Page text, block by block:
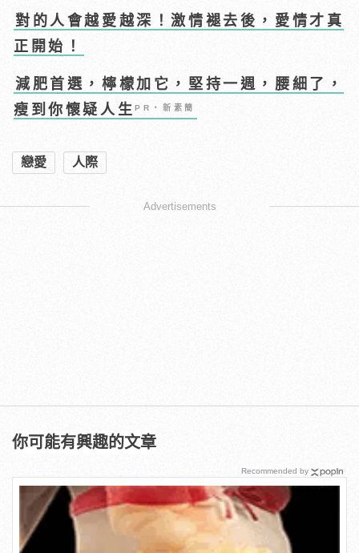
對的人會越愛越深！激情褪去後，愛情才真
正開始！
減肥首選，檸檬加它，堅持一週，腰細了，
瘦到你懷疑人生PR・新素簡
戀愛 人際
Advertisements
你可能有興趣的文章
Recommended by